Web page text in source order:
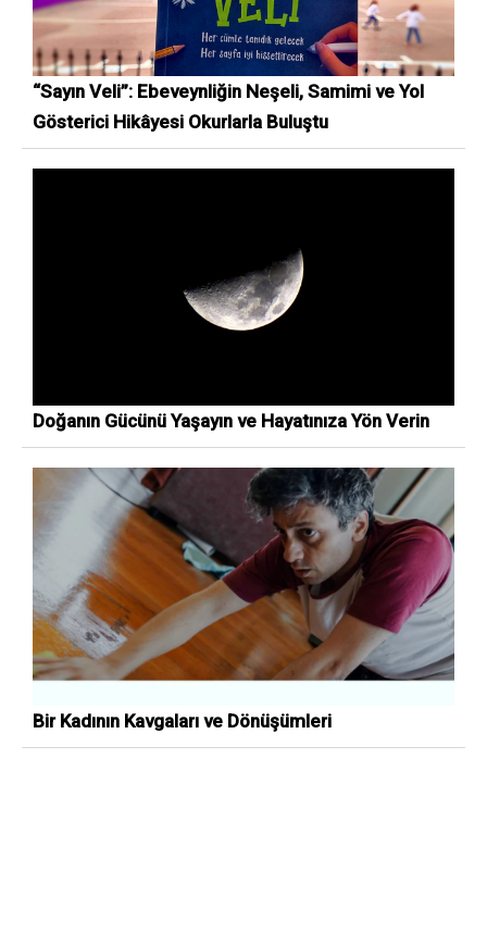
“Sayın Veli”: Ebeveynliğin Neşeli, Samimi ve Yol
Gösterici Hikâyesi Okurlarla Buluştu
Doğanın Gücünü Yaşayın ve Hayatınıza Yön Verin
Bir Kadının Kavgaları ve Dönüşümleri